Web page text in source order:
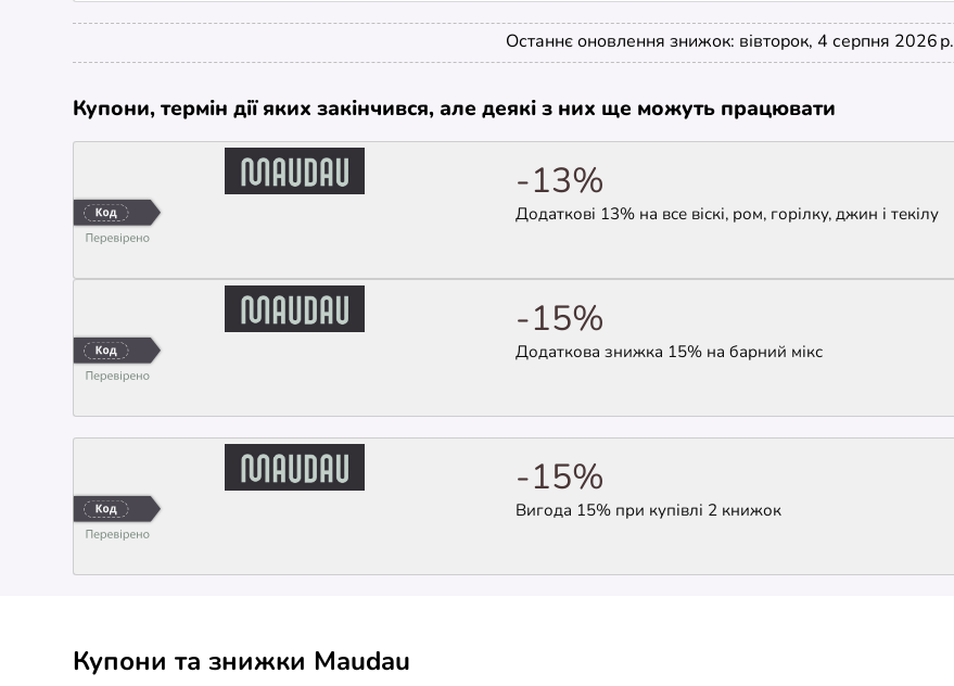
Останнє оновлення знижок: вівторок, 4 серпня 2026 р.
Купони, термін дії яких закінчився, але деякі з них ще можуть працювати
-13%
Додаткові 13% на все віскі, ром, горілку, джин і текілу
-15%
Додаткова знижка 15% на барний мікс
-15%
Вигода 15% при купівлі 2 книжок
Купони та знижки Maudau